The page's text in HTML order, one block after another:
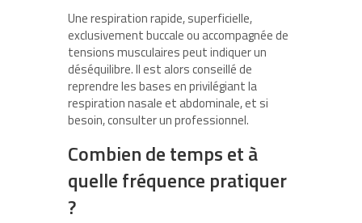
Une respiration rapide, superficielle,
exclusivement buccale ou accompagnée de
tensions musculaires peut indiquer un
déséquilibre. Il est alors conseillé de
reprendre les bases en privilégiant la
respiration nasale et abdominale, et si
besoin, consulter un professionnel.
Combien de temps et à
quelle fréquence pratiquer
?